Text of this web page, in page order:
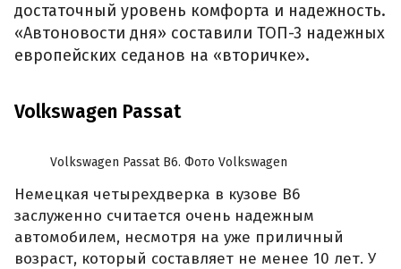
достаточный уровень комфорта и надежность.
«Автоновости дня» составили ТОП-3 надежных
европейских седанов на «вторичке».
Volkswagen Passat
Volkswagen Passat B6. Фото Volkswagen
Немецкая четырехдверка в кузове B6
заслуженно считается очень надежным
автомобилем, несмотря на уже приличный
возраст, который составляет не менее 10 лет. У